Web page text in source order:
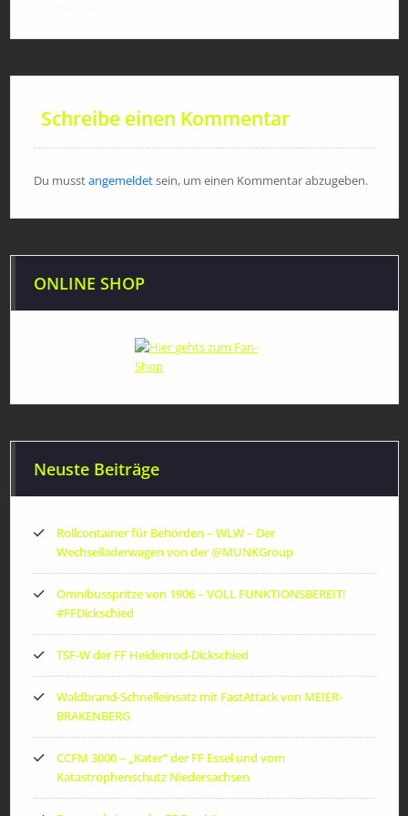
Schreibe einen Kommentar
Du musstangemeldetsein, um einen Kommentar abzugeben.
ONLINE SHOP
Neuste Beiträge
Rollcontainer für Behörden – WLW – Der
Wechselladerwagen von der ‪@MUNKGroup‬
Omnibusspritze von 1906 – VOLL FUNKTIONSBEREIT!
#FFDickschied
TSF-W der FF Heidenrod-Dickschied
Waldbrand-Schnelleinsatz mit FastAttack von MEIER-
BRAKENBERG
CCFM 3000 – „Kater“ der FF Essel und vom
Katastrophenschutz Niedersachsen